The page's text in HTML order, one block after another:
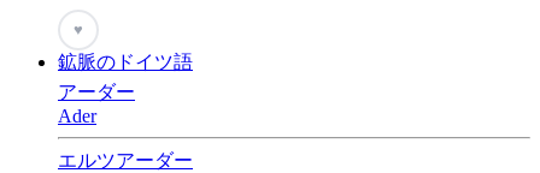
♥
鉱脈のドイツ語
アーダー
Ader
エルツアーダー